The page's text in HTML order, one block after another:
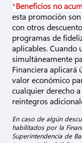
*Beneficios no
esta promoción
con otros
programas de
aplicables. Cuando
simultáneamente
Financiera aplicará
valor económico
cualquier derecho
reintegros
En caso de algún
habilitados por la
Superintendencia de